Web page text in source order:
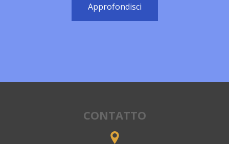
Approfondisci
CONTATTO